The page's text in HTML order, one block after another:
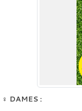
♀️ DAMES :